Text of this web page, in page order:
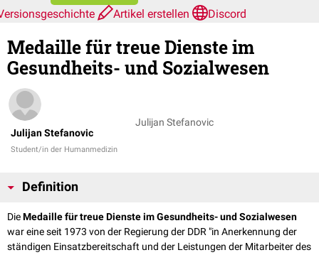
Artikel erstellen Discord
Medaille für treue Dienste im
Gesundheits- und Sozialwesen
Julijan Stefanovic
Student/in der Humanmedizin
Julijan Stefanovic
Definition
DieMedaille für treue Dienste im Gesundheits- und Sozialwesen
war eine seit 1973 von der Regierung der DDR "in Anerkennung der
ständigen Einsatzbereitschaft und der Leistungen der Mitarbeiter des